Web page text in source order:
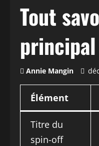
Tout
Annie Mangin
Élément
Titre du
spin-off